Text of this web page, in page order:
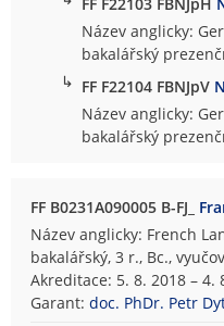
Název anglicky:
bakalářský
↳ FF F22104 FBNJpV
Název anglicky:
bakalářský
FF B0231A090005 B-FJ_
Název anglicky: French
bakalářský, 3 r., Bc.,
Akreditace: 5. 8. 2018 – 4.
Garant:doc. PhDr. Petr